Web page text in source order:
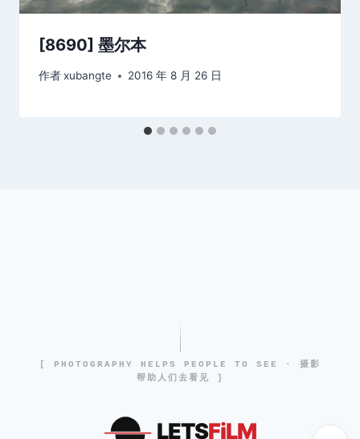
[8690] 墨尔本
作者xubangte 2016 年 8 月 26 日
[ PHOTOGRAPHY HELPS PEOPLE TO SEE · 摄影
帮助人们去看见 ]
LETSFiLM